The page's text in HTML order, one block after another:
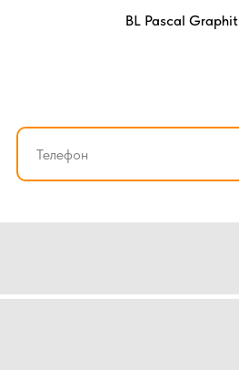
BL Pascal Graphit